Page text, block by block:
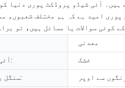
آئی شیڈو پروڈکٹ پوری دنیا
کوئی سوالات یا مسائل ہیں، تو
معدنی
آئی شیڈو کی قسم: خشک
سنگل رنگ/کثیر رنگ: سے اوپر